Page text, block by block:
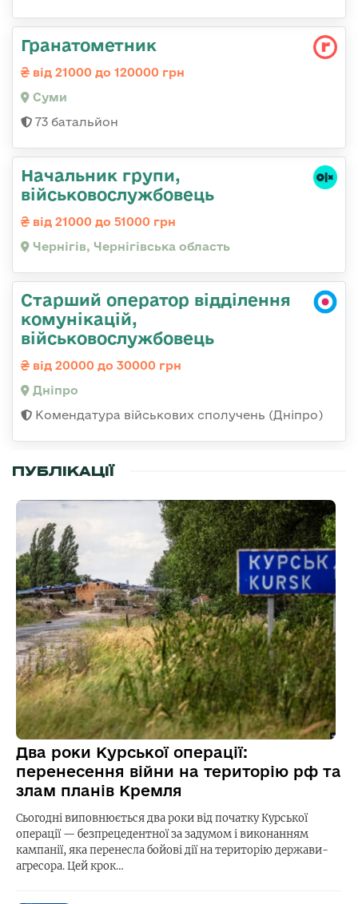
Гранатометник
від 21000 до 120000 грн
Суми
73 батальйон
Начальник групи,
військовослужбовець
від 21000 до 51000 грн
Чернігів, Чернігівська область
Старший оператор відділення
комунікацій,
військовослужбовець
від 20000 до 30000 грн
Дніпро
Комендатура військових сполучень (Дніпро)
ПУБЛІКАЦІЇ
Два роки Курської операції:
перенесення війни на територію рф та
злам планів Кремля
Сьогодні виповнюється два роки від початку Курської
операції — безпрецедентної за задумом і виконанням
кампанії, яка перенесла бойові дії на територію держави-
агресора. Цей крок…